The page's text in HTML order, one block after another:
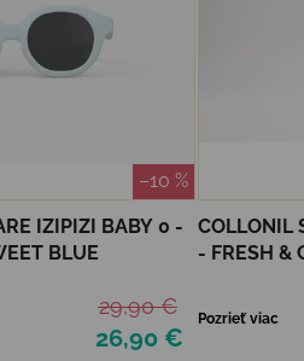
–10 %
IZIPIZI BABY 0 -
BLUE
26,90 €
29,90 €
COLLONIL
- FRESH &
Pozrieť viac